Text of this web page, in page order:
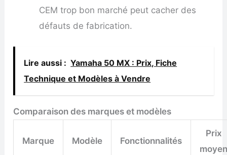
CEM trop bon marché peut cacher des
défauts de fabrication.
Lire aussi : Yamaha 50 MX : Prix, Fiche
Technique et Modèles à Vendre
Comparaison des marques et modèles
Marque Modèle Fonctionnalités
Prix